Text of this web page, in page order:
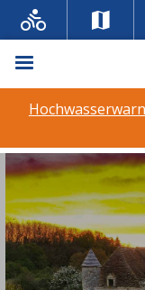
Menü